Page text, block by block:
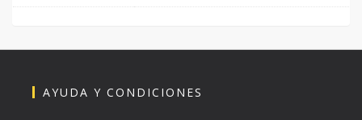
AYUDA Y CONDICIONES